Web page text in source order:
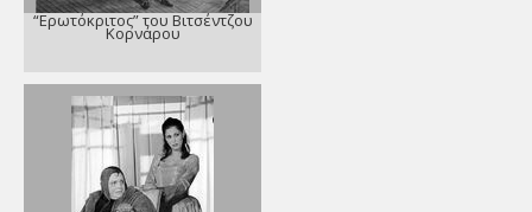
“Ερωτόκριτος” του Βιτσέντζου
Κορνάρου